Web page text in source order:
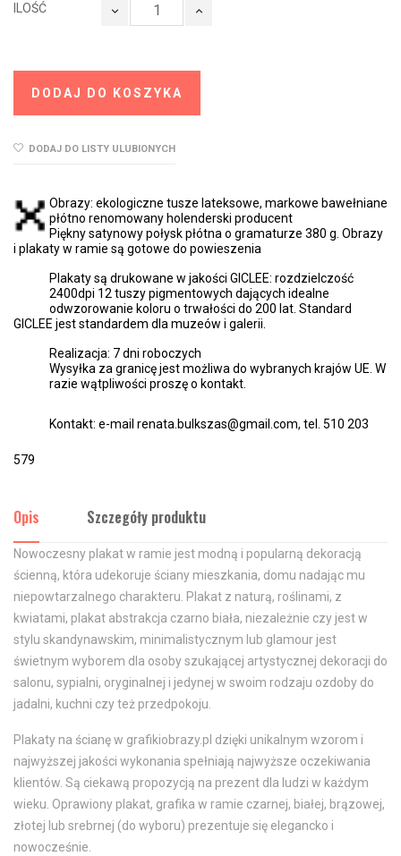
ILOŚĆ
DODAJ DO KOSZYKA
DODAJ DO LISTY ULUBIONYCH
Obrazy: ekologiczne tusze lateksowe, markowe bawełniane
płótno renomowany holenderski producent
Piękny satynowy połysk płótna o gramaturze 380 g. Obrazy
i plakaty w ramie są gotowe do powieszenia
Plakaty są drukowane w jakości GICLEE: rozdzielczość
2400dpi 12 tuszy pigmentowych dających idealne
odwzorowanie koloru o trwałości do 200 lat. Standard
GICLEE jest standardem dla muzeów i galerii.
Realizacja: 7 dni roboczych
Wysyłka za granicę jest możliwa do wybranych krajów UE. W
razie wątpliwości proszę o kontakt.
Kontakt: e-mail renata.bulkszas@gmail.com, tel. 510 203
579
Opis Szczegóły produktu
Nowoczesny plakat w ramie jest modną i popularną dekoracją
ścienną, która udekoruje ściany mieszkania, domu nadając mu
niepowtarzalnego charakteru. Plakat z naturą, roślinami, z
kwiatami, plakat abstrakcja czarno biała, niezależnie czy jest w
stylu skandynawskim, minimalistycznym lub glamour jest
świetnym wyborem dla osoby szukającej artystycznej dekoracji do
salonu, sypialni, oryginalnej i jedynej w swoim rodzaju ozdoby do
jadalni, kuchni czy też przedpokoju.
Plakaty na ścianę w grafikiobrazy.pl dzięki unikalnym wzorom i
najwyższej jakości wykonania spełniają najwyższe oczekiwania
klientów. Są ciekawą propozycją na prezent dla ludzi w każdym
wieku. Oprawiony plakat, grafika w ramie czarnej, białej, brązowej,
złotej lub srebrnej (do wyboru) prezentuje się elegancko i
nowocześnie.